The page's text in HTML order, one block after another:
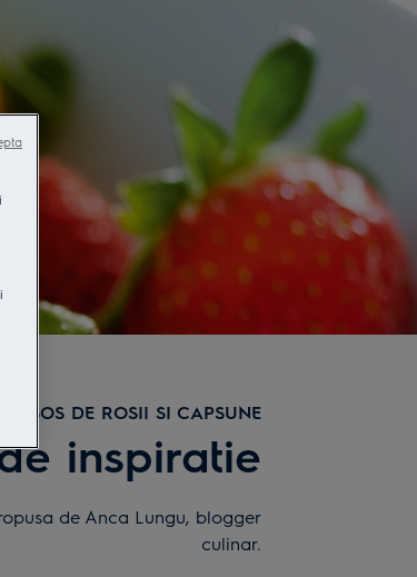
SOS DE ROSII SI CAPSUNE
inspiratie
de Anca Lungu, blogger
culinar.